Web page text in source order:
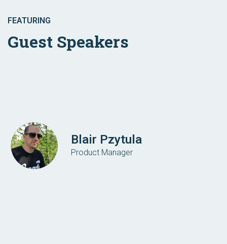
FEATURING
Guest Speakers
Blair Pzytula
Product Manager